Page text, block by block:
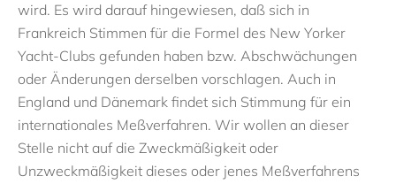
wird. Es wird darauf hingewiesen, daß sich in
Frankreich Stimmen für die Formel des New Yorker
Yacht-Clubs gefunden haben bzw. Abschwächungen
oder Änderungen derselben vorschlagen. Auch in
England und Dänemark findet sich Stimmung für ein
internationales Meßverfahren. Wir wollen an dieser
Stelle nicht auf die Zweckmäßigkeit oder
Unzweckmäßigkeit dieses oder jenes Meßverfahrens